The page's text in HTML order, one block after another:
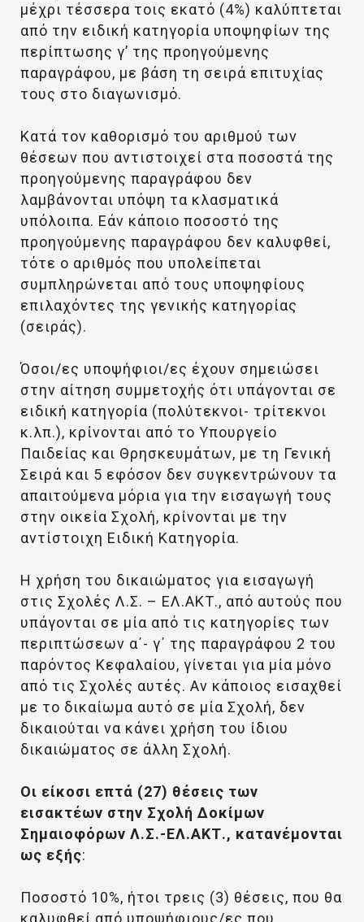
μέχρι τέσσερα τοις εκατό (4%) καλύπτεται
από την ειδική κατηγορία υποψηφίων της
περίπτωσης γ’ της προηγούμενης
παραγράφου, με βάση τη σειρά επιτυχίας
τους στο διαγωνισμό.
Κατά τον καθορισμό του αριθμού των
θέσεων που αντιστοιχεί στα ποσοστά της
προηγούμενης παραγράφου δεν
λαμβάνονται υπόψη τα κλασματικά
υπόλοιπα. Εάν κάποιο ποσοστό της
προηγούμενης παραγράφου δεν καλυφθεί,
τότε ο αριθμός που υπολείπεται
συμπληρώνεται από τους υποψηφίους
επιλαχόντες της γενικής κατηγορίας
(σειράς).
Όσοι/ες υποψήφιοι/ες έχουν σημειώσει
στην αίτηση συμμετοχής ότι υπάγονται σε
ειδική κατηγορία (πολύτεκνοι- τρίτεκνοι
κ.λπ.), κρίνονται από το Υπουργείο
Παιδείας και Θρησκευμάτων, με τη Γενική
Σειρά και 5 εφόσον δεν συγκεντρώνουν τα
απαιτούμενα μόρια για την εισαγωγή τους
στην οικεία Σχολή, κρίνονται με την
αντίστοιχη Ειδική Κατηγορία.
Η χρήση του δικαιώματος για εισαγωγή
στις Σχολές Λ.Σ. – ΕΛ.ΑΚΤ., από αυτούς που
υπάγονται σε μία από τις κατηγορίες των
περιπτώσεων α΄- γ΄ της παραγράφου 2 του
παρόντος Κεφαλαίου, γίνεται για μία μόνο
από τις Σχολές αυτές. Αν κάποιος εισαχθεί
με το δικαίωμα αυτό σε μία Σχολή, δεν
δικαιούται να κάνει χρήση του ίδιου
δικαιώματος σε άλλη Σχολή.
Οι είκοσι επτά (27) θέσεις των
εισακτέων στην Σχολή Δοκίμων
Σημαιοφόρων Λ.Σ.-ΕΛ.ΑΚΤ., κατανέμονται
ως εξής:
Ποσοστό 10%, ήτοι τρεις (3) θέσεις, που θα
καλυφθεί από υποψήφιους/ες που